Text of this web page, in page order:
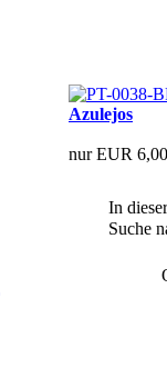
Azulejos
nur EUR 6,00
In
Suche